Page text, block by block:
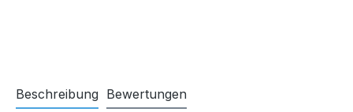
Beschreibung Bewertungen